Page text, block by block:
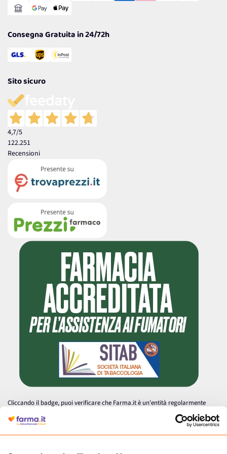
Consegna Gratuita in 24/72h
Sito sicuro
4,7/5
122.251
Recensioni
Cliccando il badge, puoi verificare che Farma.it è un'entità regolarmente
autorizzata dal Ministero della Salute a effettuare la vendita online di
medicinali.